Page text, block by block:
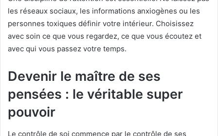
les réseaux sociaux, les informations anxiogènes ou les
personnes toxiques définir votre intérieur. Choisissez
avec soin ce que vous regardez, ce que vous écoutez et
avec qui vous passez votre temps.
Devenir le maître de ses
pensées : le véritable super
pouvoir
Le contrôle de soi commence par le contrôle de ses